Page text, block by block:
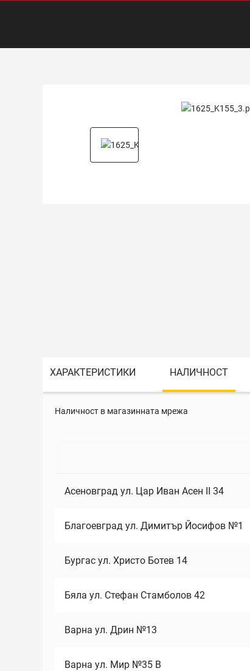
ХАРАКТЕРИСТИКИ НАЛИЧНОСТ
Наличност в магазинната мрежа
Асеновград ул. Цар Иван Асен II 34
Благоевград ул. Димитър Йосифов №1
Бургас ул. Христо Ботев 14
Бяла ул. Стефан Стамболов 42
Варна ул. Дрин №13
Варна ул. Мир №35 В